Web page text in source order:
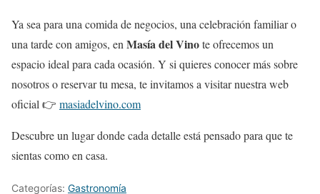
Ya sea para una comida de negocios, una celebración familiar o
una tarde con amigos, en Masía del Vinote ofrecemos un
espacio ideal para cada ocasión. Y si quieres conocer más sobre
nosotros o reservar tu mesa, te invitamos a visitar nuestra web
oficial 👉 masiadelvino.com
Descubre un lugar donde cada detalle está pensado para que te
sientas como en casa.
Categorías: Gastronomía